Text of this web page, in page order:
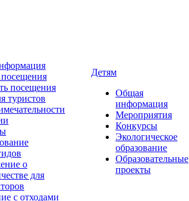
посещения
туристов
о
для
с отходами
Детям
Общая
информация
Мероприятия
Конкурсы
Экологическое
образование
Образовательные
проекты